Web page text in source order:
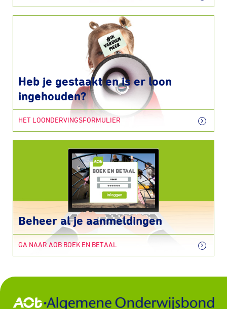
Heb je gestaakt en is er loon
ingehouden?
HET LOONDERVINGSFORMULIER
Beheer al je aanmeldingen
GA NAAR AOB BOEK EN BETAAL